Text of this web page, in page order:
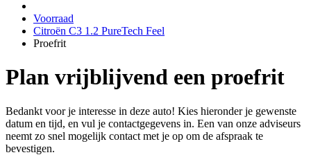
Voorraad
Citroën C3 1.2 PureTech Feel
Proefrit
Plan vrijblijvend een proefrit
Bedankt voor je interesse in deze auto! Kies hieronder je gewenste
datum en tijd, en vul je contactgegevens in. Een van onze adviseurs
neemt zo snel mogelijk contact met je op om de afspraak te
bevestigen.